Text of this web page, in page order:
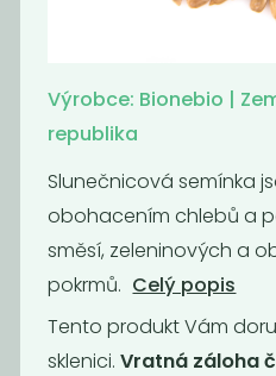
Dýňové
Výrobce: Bionebio |
republika
Slunečnicová semínka
obohacením chlebů a
směsí, zeleninových a
pokrmů. Celý popis
Tento produkt Vám
sklenici. Vratná záloha